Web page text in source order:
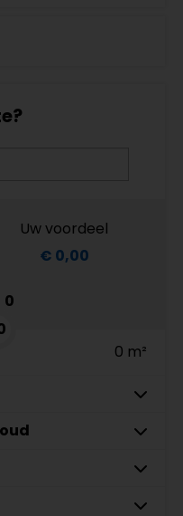
Uw voordeel
€ 0,00
0
0 m²
Aantal
Aantal
Aantal
99 Meter